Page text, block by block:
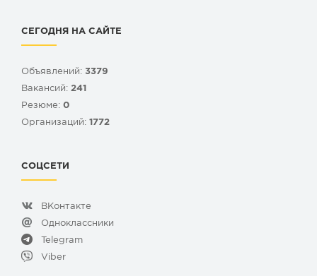
СЕГОДНЯ НА САЙТЕ
Объявлений: 3379
Вакансий: 241
Резюме: 0
Организаций: 1772
СОЦСЕТИ
ВКонтакте
Одноклассники
Telegram
Viber